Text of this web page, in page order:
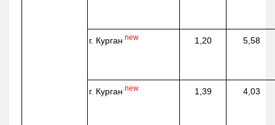
г. Курган new 1,20 5,58
г. Курган new 1,39 4,03